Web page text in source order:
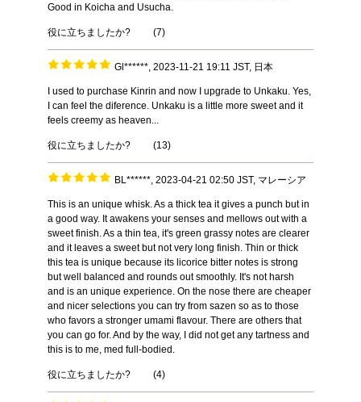
Good in Koicha and Usucha.
役に立ちましたか? (7)
Gl******, 2023-11-21 19:11 JST, 日本
I used to purchase Kinrin and now I upgrade to Unkaku. Yes,
I can feel the diference. Unkaku is a little more sweet and it
feels creemy as heaven...
役に立ちましたか? (13)
BL******, 2023-04-21 02:50 JST, マレーシア
This is an unique whisk. As a thick tea it gives a punch but in
a good way. It awakens your senses and mellows out with a
sweet finish. As a thin tea, it's green grassy notes are clearer
and it leaves a sweet but not very long finish. Thin or thick
this tea is unique because its licorice bitter notes is strong
but well balanced and rounds out smoothly. It's not harsh
and is an unique experience. On the nose there are cheaper
and nicer selections you can try from sazen so as to those
who favors a stronger umami flavour. There are others that
you can go for. And by the way, I did not get any tartness and
this is to me, med full-bodied.
役に立ちましたか? (4)